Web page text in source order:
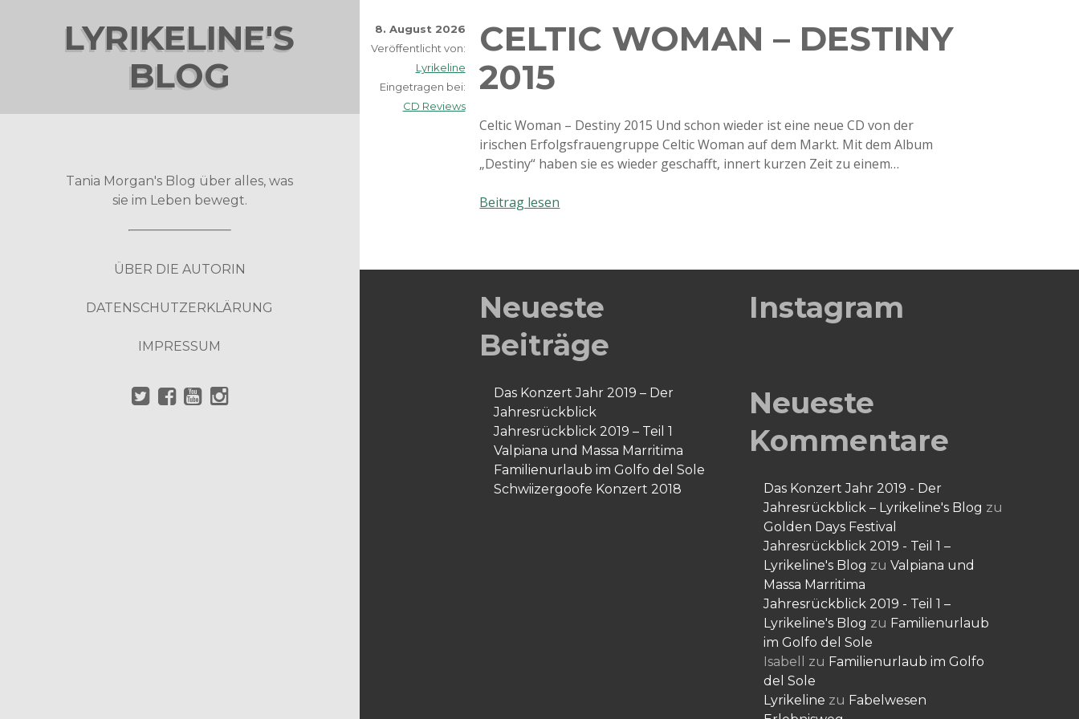
LYRIKELINE'S
BLOG
Tania Morgan's Blog über alles, was
sie im Leben bewegt.
ÜBER DIE AUTORIN
DATENSCHUTZERKLÄRUNG
IMPRESSUM
8. August 2026
Veröffentlicht von:
Lyrikeline
Eingetragen bei:
CD Reviews
CELTIC WOMAN – DESTINY
2015
Celtic Woman – Destiny 2015 Und schon wieder ist eine neue CD von der
irischen Erfolgsfrauengruppe Celtic Woman auf dem Markt. Mit dem Album
„Destiny“ haben sie es wieder geschafft, innert kurzen Zeit zu einem…
Beitrag lesen
Neueste
Beiträge
Das Konzert Jahr 2019 – Der
Jahresrückblick
Jahresrückblick 2019 – Teil 1
Valpiana und Massa Marritima
Familienurlaub im Golfo del Sole
Schwiizergoofe Konzert 2018
Instagram
Neueste
Kommentare
Das Konzert Jahr 2019 - Der
Jahresrückblick – Lyrikeline's Blog zu
Golden Days Festival
Jahresrückblick 2019 - Teil 1 –
Lyrikeline's Blog zuValpiana und
Massa Marritima
Jahresrückblick 2019 - Teil 1 –
Lyrikeline's Blog zu Familienurlaub
im Golfo del Sole
Isabell
zu Familienurlaub im Golfo
del Sole
Lyrikeline zu Fabelwesen